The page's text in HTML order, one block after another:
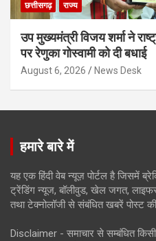
छत्तीसगढ़ राज्य
उप मुख्यमंत्री विजय शर्मा ने
पर रेणुका गोस्वामी को दी बधाई
August 6, 2026 News Desk
हमारे बारे में
यह एक हिंदी वेब न्यूज़ पोर्टल है जिसमें
ट्रेंडिंग न्यूज, बॉलीवुड, खेल जगत,
तथा टेक्नोलॉजी से संबंधित खबरें पोस्ट
Disclaimer - समाचार से सम्बंधित